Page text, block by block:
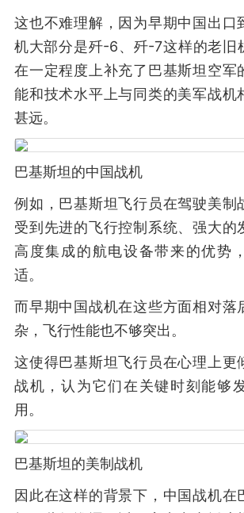
这也不难理解，因为早期中国出口
机大部分是歼-6、歼-7这样的老旧
在一定程度上补充了巴基斯坦空军
能和技术水平上与同类的美军战机
甚远。
巴基斯坦的中国战机
例如，巴基斯坦飞行员在驾驶美制
受到先进的飞行控制系统、强大的
高度集成的航电设备带来的优势
适。
而早期中国战机在这些方面相对落
杂，飞行性能也不够突出。
这使得巴基斯坦飞行员在心理上更
战机，认为它们在关键时刻能够
用。
巴基斯坦的美制战机
因此在这样的背景下，中国战机在